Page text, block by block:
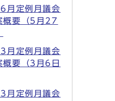
月定例月議会
概要（5月27
月定例月議会
概要（3月6日
月定例月議会